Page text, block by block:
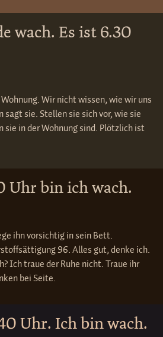
wach. Es ist 6.30
Wir nicht wissen, wie wir uns
sagt sie. Stellen sie sich vor, wie sie
sie in der Wohnung sind. Plötzlich ist
Uhr bin ich wach.
ihn vorsichtig in sein Bett.
96. Alles gut, denke ich.
Ich traue der Ruhe nicht. Traue ihr
bei Seite.
Uhr. Ich bin wach.